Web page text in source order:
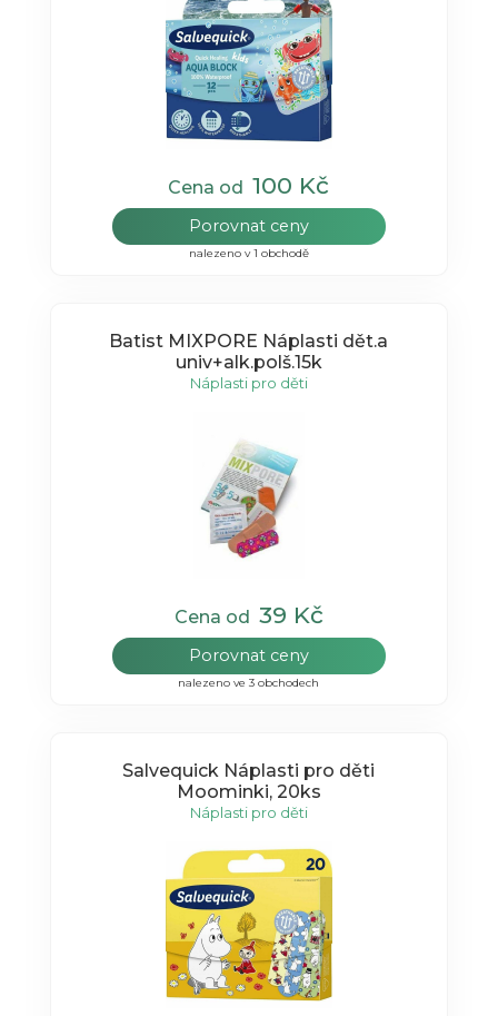
Cena od100 Kč
Porovnat ceny
nalezeno v 1 obchodě
Batist MIXPORE Náplasti dět.a
univ+alk.polš.15k
Náplasti pro děti
Cena od 39 Kč
Porovnat ceny
nalezeno ve 3 obchodech
Salvequick Náplasti pro děti
Moominki, 20ks
Náplasti pro děti